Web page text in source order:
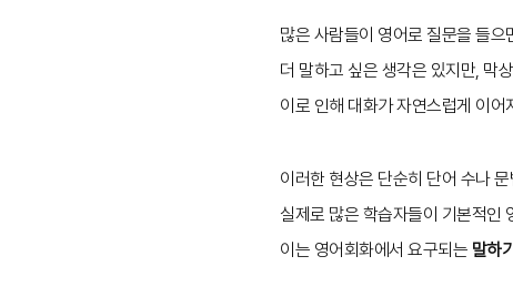
많은 사람들이 영어로 질문을 들
더 말하고 싶은 생각은 있지만, 막
이로 인해 대화가 자연스럽게 이어
이러한 현상은 단순히 단어 수나
실제로 많은 학습자들이 기본적인
이는 영어회화에서 요구되는 말하